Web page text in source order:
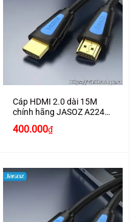
Cáp HDMI 2.0 dài 15M
chính hãng JASOZ A224
hỗ trợ 4K2K cao cấp
Giá
400.000₫Giá
hiện
400.000₫.